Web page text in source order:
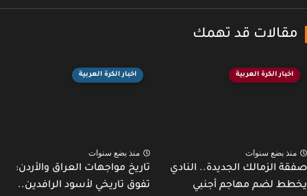
قد تهمك
اخبار الكرة العربية
بضع سنوات
الزمالك الجديدة.. النادي
لضم مهاجم أجنبي
اخبار الكرة العربية
منذ بضع سنوات
تاريخ مواجهات العراق والأردن:
تفوق تاريخي لأسود الرافدين..